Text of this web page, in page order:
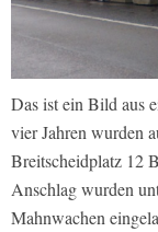
Das ist ein Bild aus
vier Jahren wurden
Breitscheidplatz 12
Anschlag wurden
Mahnwachen